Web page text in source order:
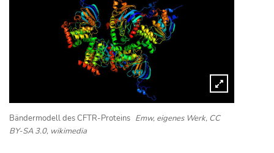
Bändermodell des CFTR-Proteins Emw, eigenes Werk, CC
BY-SA 3.0, wikimedia